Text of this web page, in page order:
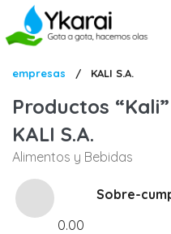
Pasar
contenido
Sobrescribir
enlaces
de
ayuda
a
la
navegación
empresas / KALI S.A.
Productos
Kali
KALI S.A.
Alimentos y Bebidas
Sobre-
0.00